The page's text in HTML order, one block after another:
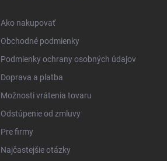
Ako nakupovať
Obchodné podmienky
Podmienky ochrany osobných údajov
Doprava a platba
Možnosti vrátenia tovaru
Odstúpenie od zmluvy
Pre firmy
Najčastejšie otázky